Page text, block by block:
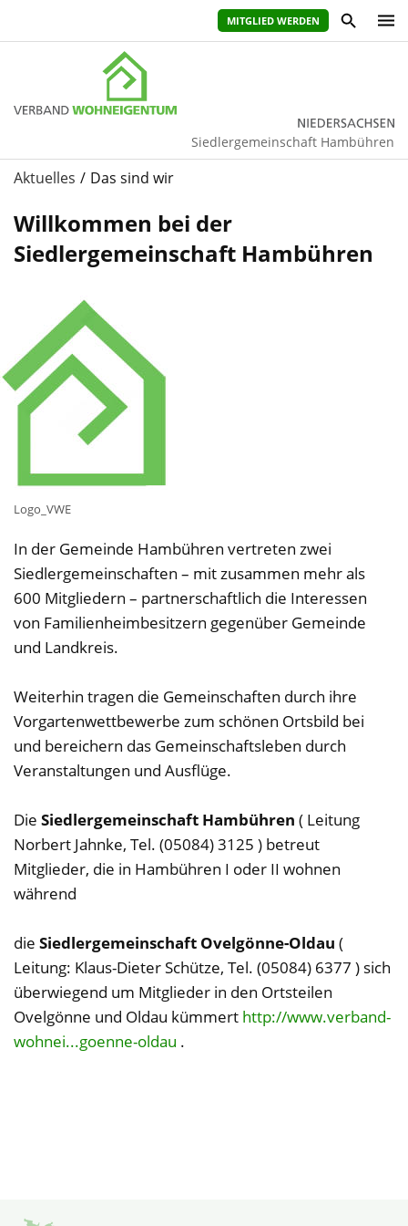
MITGLIED WERDEN
Siedlergemeinschaft Hambühren
Aktuelles Das sind wir
Willkommen bei der
Siedlergemeinschaft Hambühren
Logo_VWE
In der Gemeinde Hambühren vertreten zwei
Siedlergemeinschaften – mit zusammen mehr als
600 Mitgliedern – partnerschaftlich die Interessen
von Familienheimbesitzern gegenüber Gemeinde
und Landkreis.
Weiterhin tragen die Gemeinschaften durch ihre
Vorgartenwettbewerbe zum schönen Ortsbild bei
und bereichern das Gemeinschaftsleben durch
Veranstaltungen und Ausflüge.
Die Siedlergemeinschaft Hambühren ( Leitung
Norbert Jahnke, Tel. (05084) 3125 ) betreut
Mitglieder, die in Hambühren I oder II wohnen
während
die Siedlergemeinschaft Ovelgönne-Oldau (
Leitung: Klaus-Dieter Schütze, Tel. (05084) 6377 ) sich
überwiegend um Mitglieder in den Ortsteilen
Ovelgönne und Oldau kümmert http://www.verband-
wohnei...goenne-oldau .